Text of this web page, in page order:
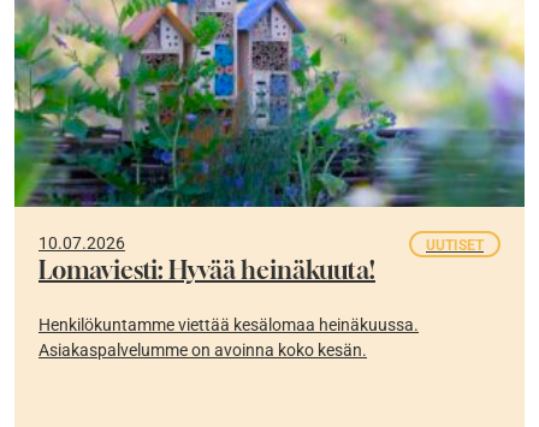
10.07.2026 UUTISET
Lomaviesti: Hyvää heinäkuuta!
Henkilökuntamme viettää kesälomaa heinäkuussa.
Asiakaspalvelumme on avoinna koko kesän.